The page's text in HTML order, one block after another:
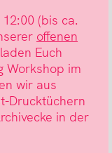
(bis ca.
offenen
Euch
Workshop im
wir aus
Drucktüchern
in der